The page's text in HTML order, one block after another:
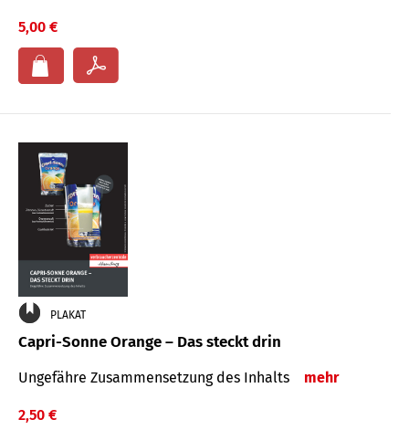
5,00 €
PLAKAT
Capri-Sonne Orange – Das steckt drin
Ungefähre Zu­sammen­setzung des Inhalts mehr
2,50 €